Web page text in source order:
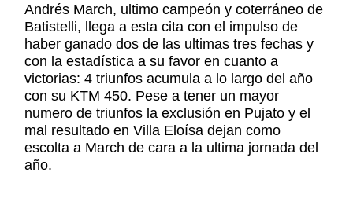
Andrés March, ultimo campeón y coterráneo de
Batistelli, llega a esta cita con el impulso de
haber ganado dos de las ultimas tres fechas y
con la estadística a su favor en cuanto a
victorias: 4 triunfos acumula a lo largo del año
con su KTM 450. Pese a tener un mayor
numero de triunfos la exclusión en Pujato y el
mal resultado en Villa Eloísa dejan como
escolta a March de cara a la ultima jornada del
año.